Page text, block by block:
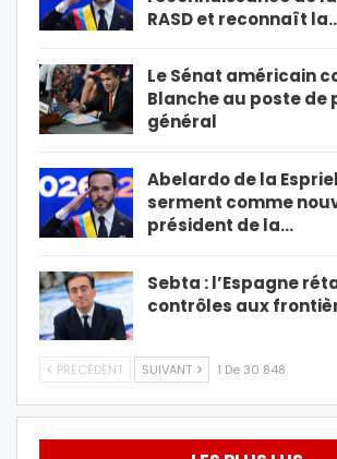
RASD et reconnaît
Le Sénat américain
Blanche au poste de
général
Abelardo de la
serment comme
président de la…
Sebta : l’Espagne
contrôles aux
PRÉCÉDENT SUIVANT 1 De 30 848